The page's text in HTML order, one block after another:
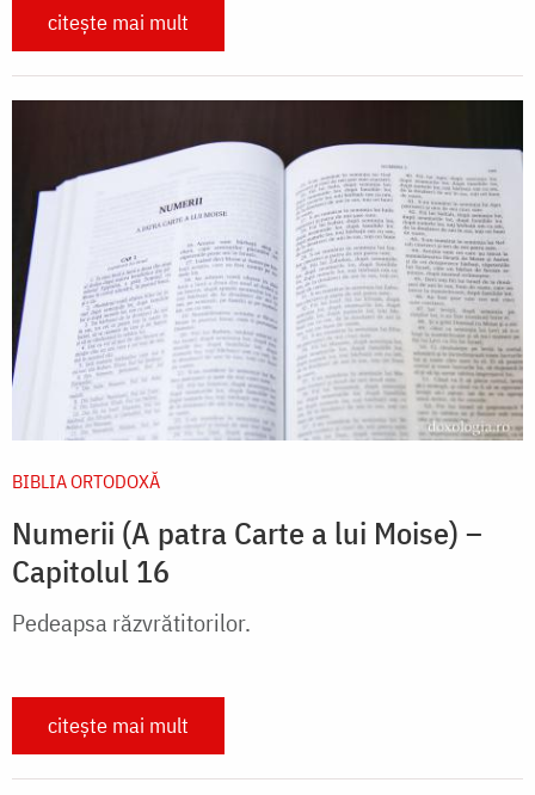
citește mai mult
BIBLIA ORTODOXĂ
Numerii (A patra Carte a lui Moise) –
Capitolul 16
Pedeapsa răzvrătitorilor.
citește mai mult